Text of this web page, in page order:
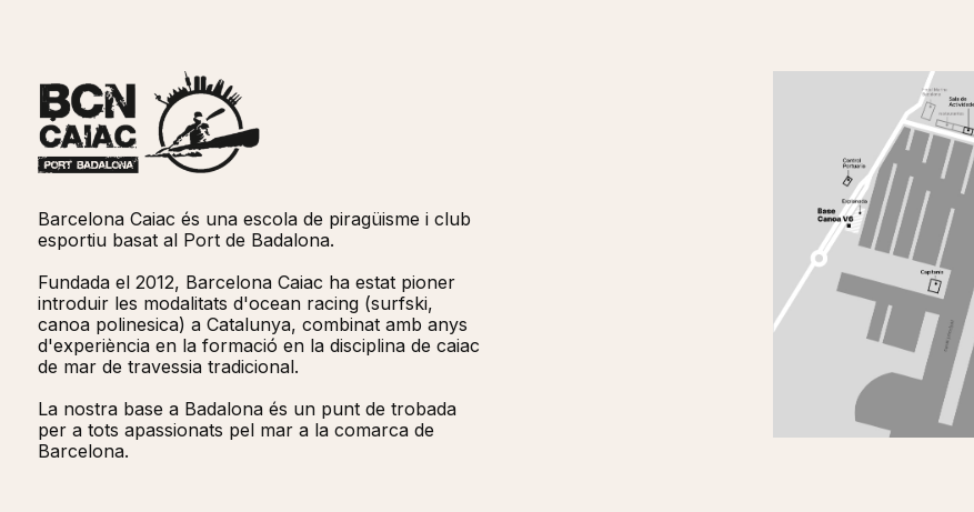
Barcelona Caiac és una escola de piragüisme i club
esportiu basat al Port de Badalona.
Fundada el 2012, Barcelona Caiac ha estat pioner
introduir les modalitats d'ocean racing (surfski,
canoa polinesica) a Catalunya, combinat amb anys
d'experiència en la formació en la disciplina de caiac
de mar de travessia tradicional. ​​
La nostra base a Badalona és un punt de trobada
per a tots apassionats pel mar a la comarca de
Barcelona.